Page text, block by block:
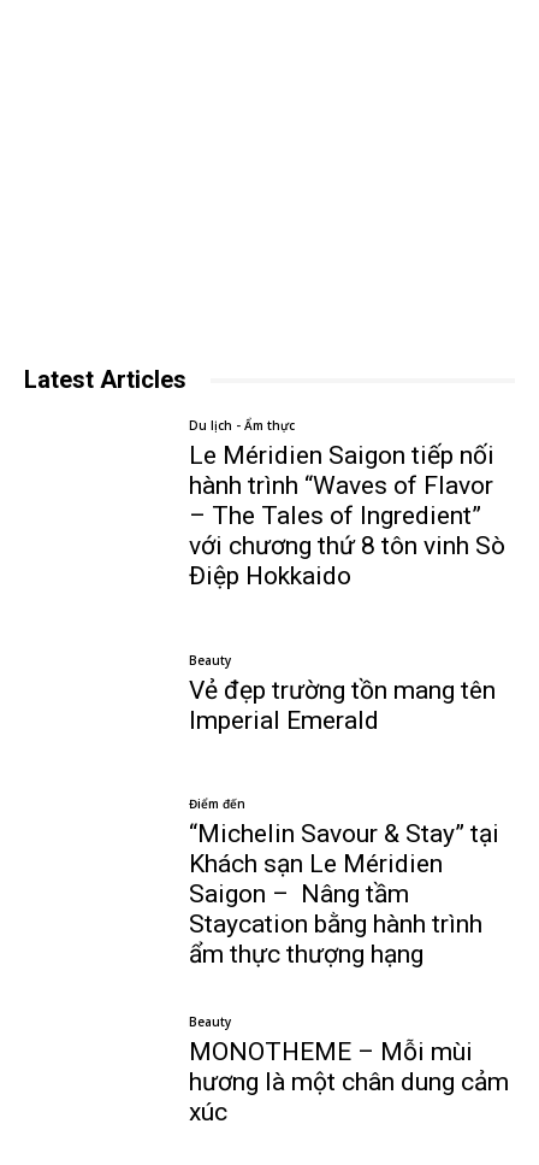
Latest Articles
Du lịch - Ẩm thực
Le Méridien Saigon tiếp nối
hành trình “Waves of Flavor
– The Tales of Ingredient”
với chương thứ 8 tôn vinh Sò
Điệp Hokkaido
Beauty
Vẻ đẹp trường tồn mang tên
Imperial Emerald
Điểm đến
“Michelin Savour & Stay” tại
Khách sạn Le Méridien
Saigon – Nâng tầm
Staycation bằng hành trình
ẩm thực thượng hạng
Beauty
MONOTHEME – Mỗi mùi
hương là một chân dung cảm
xúc